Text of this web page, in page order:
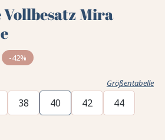
Mira
-42%
Größentabelle
38 40 42
44